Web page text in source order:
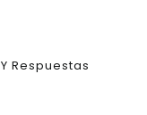
Respuestas